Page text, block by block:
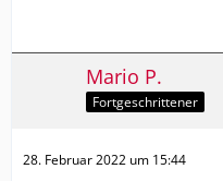
Mario P.
Fortgeschrittener
28. Februar 2022 um 15:44